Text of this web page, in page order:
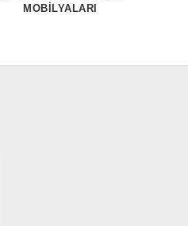
MOBİLYALARI